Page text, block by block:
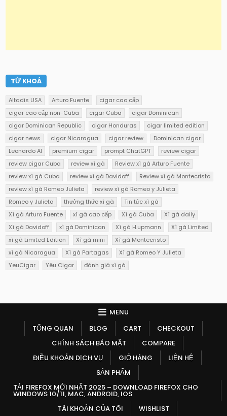
TỪ KHOÁ
Altadis USA Arturo Fuente
cigar cao cấp
cigar cao cấp non-Cuba
cigar Cuba
cigar Dominican
cigar Dominican Republic
cigar Honduras
cigar limited edition
cigar news
cigar Nicaragua cigar review
Dominican cigar
Leonardo AI
premium cigar prompt ChatGPT
review cigar
review cigar Cuba
review xì gà
Review xì gà Arturo Fuente
review xì gà Cuba
review xì gà Davidoff
Review xì gà Montecristo
review xì gà Romeo Julieta
review xì gà Romeo y Julieta
Romeo y Julieta
thưởng thức xì gà
Tin tức xì gà
Xì gà Arturo Fuente
xì gà cao cấp Xì gà Cuba
Xì gà daily
Xì gà Davidoff
xì gà Dominican Xì gà H.upmann
Xì gà Limited
xì gà Limited Edition
Xì gà mini
Xì gà Montecristo
xì gà Nicaragua
Xì gà Partagas
Xì gà Romeo Y Julieta
YeuCigar
Yêu Cigar đánh giá xì gà
MENU
TỔNG QUAN
BLOG CART
CHECKOUT
CHÍNH SÁCH BẢO MẬT
COMPARE
ĐIỀU KHOẢN DỊCH VỤ
GIỎ HÀNG
LIỆN HỆ
SẢN PHẨM
TẢI FIREFOX MỚI NHẤT 2025 – DOWNLOAD FIREFOX CHO
WINDOWS 10/11, MAC, ANDROID, IOS
TÀI KHOẢN CỦA TÔI
WISHLIST